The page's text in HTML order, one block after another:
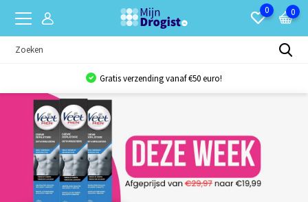
0 0
Gratis verzending vanaf €50 euro!